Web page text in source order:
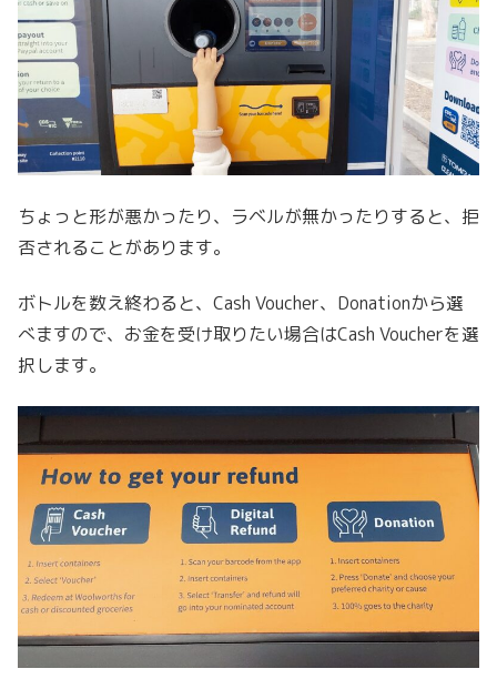
ちょっと形が悪かったり、ラベルが無かったりすると、拒
否されることがあります。
ボトルを数え終わると、Cash Voucher、Donationから選
べますので、お金を受け取りたい場合はCash Voucherを選
択します。